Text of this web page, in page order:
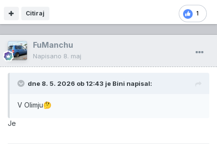
1
Citiraj
FuManchu
Napisano 8. maj
dne 8. 5. 2026 ob 12:43 je Bini napisal:
V Olimju🤔
Je